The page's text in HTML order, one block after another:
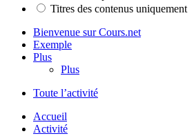
Titres des contenus uniquement
Bienvenue sur Cours.net
Exemple
Plus
Plus
Toute l’activité
Accueil
Activité